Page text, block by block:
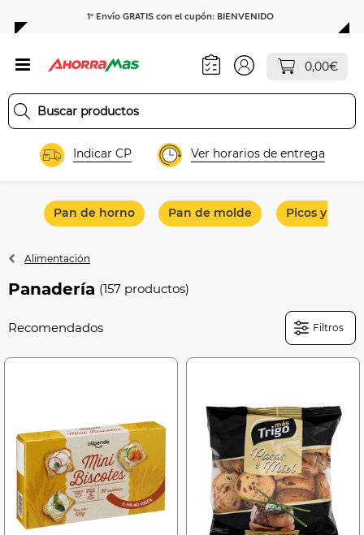
1º Envío GRATIS con el cupón: BIENVENIDO
0,00€
Indicar CP Ver horarios de entrega
Pan de horno Pan de molde Picos y
Alimentación
Panadería (157 productos)
Filtros